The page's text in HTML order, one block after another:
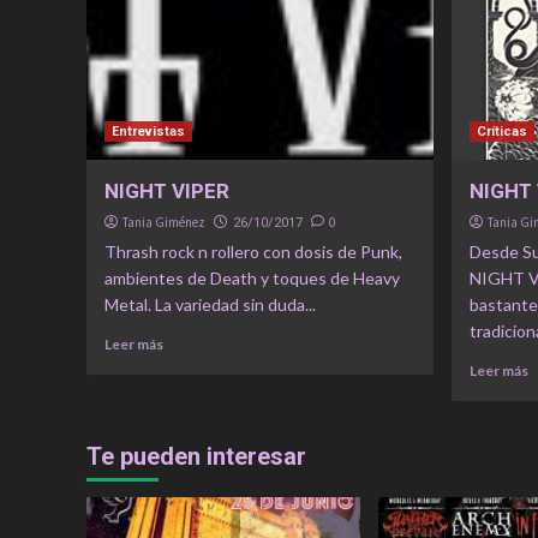
Entrevistas
NIGHT VIPER
Tania Giménez 26/10/2017 0
Thrash rock n rollero con dosis de Punk,
ambientes de Death y toques de Heavy
Metal. La variedad sin duda...
Leer más
Críticas
Tania
Desde
NIGHT
bastante
Leer más
Te pueden interesar